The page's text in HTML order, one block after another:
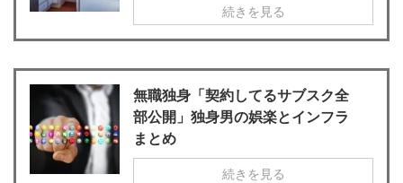
続きを見る
無職独身「契約してるサブスク全
部公開」独身男の娯楽とインフラ
まとめ
続きを見る